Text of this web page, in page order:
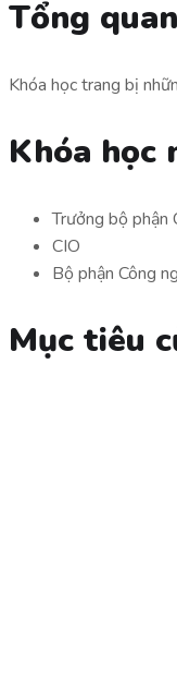
Tổng
Khóa học trang bị
Khóa học
Trưởng bộ phận
CIO
Bộ phận Công
Mục tiêu